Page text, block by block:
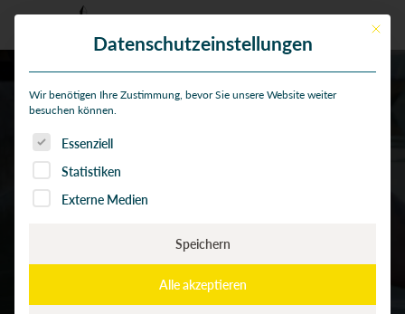
Sozialpädagogin/Sozialpädag
oge Leitung Schulinsel
Alpenblick
Mit
Datenschutzeinstellungen
Wir benötigen Ihre Zustimmung, bevor Sie unsere Website weiter
besuchen können.
Es folgt eine Liste der Service-Gruppen, für die eine
Essenziell
Statistiken
Externe Medien
Speichern
Alle akzeptieren